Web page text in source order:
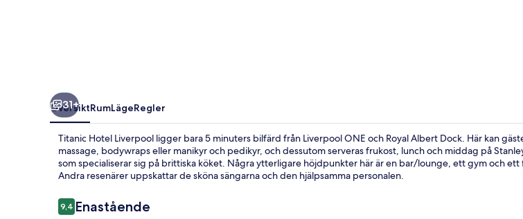
31+
ÖversiktRumLägeRegler
Titanic Hotel Liverpool ligger bara 5 minuters bilfärd från Liverpool ONE och Royal Albert Dock. Här kan
massage, bodywraps eller manikyr och pedikyr, och dessutom serveras frukost, lunch och middag på
som specialiserar sig på brittiska köket. Några ytterligare höjdpunkter här är en bar/lounge, ett gym och ett
Andra resenärer uppskattar de sköna sängarna och den hjälpsamma personalen.
Recensioner
9,49,4 av 10,
Enastående